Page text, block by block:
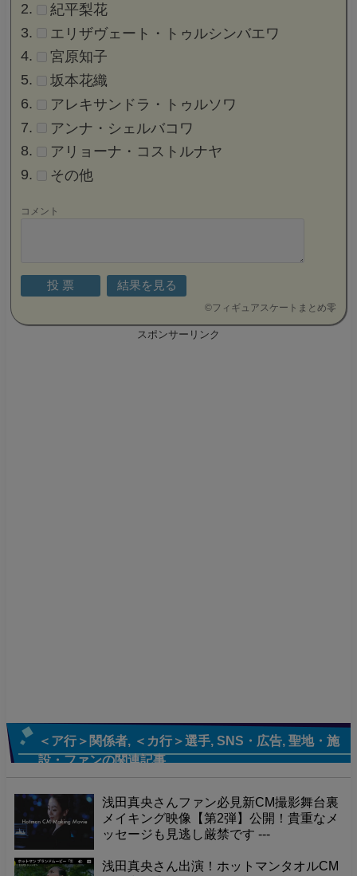
紀平梨花
エリザヴェート・トゥルシンバエワ
宮原知子
坂本花織
アレキサンドラ・トゥルソワ
アンナ・シェルバコワ
アリョーナ・コストルナヤ
その他
コメント
©フィギュアスケートまとめ零
スポンサーリンク
＜ア行＞関係者 ＜カ行＞選手 SNS・広告 聖地・施
設・ファンの関連記事
浅田真央さんファン必見新CM撮影舞台裏
メイキング映像【第2弾】公開！貴重なメ
ッセージも見逃し厳禁です ---
浅田真央さん出演！ホットマンタオルCM